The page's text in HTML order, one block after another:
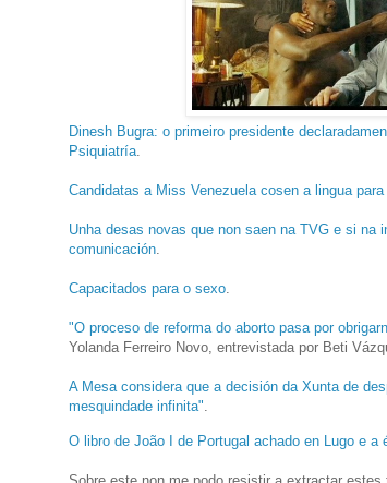
Dinesh Bugra: o primeiro presidente
Psiquiatría
Candidatas a Miss Venezuela cosen a lingua
Unha desas novas que non saen na TVG e si na
comunicación
Capacitados para o sexo
"O proceso de reforma do aborto pasa por
Yolanda Ferreiro Novo, entrevistada por Beti
A Mesa considera que a decisión da Xunta de
mesquindade infinita"
O libro de João I de Portugal achado en Lugo e a